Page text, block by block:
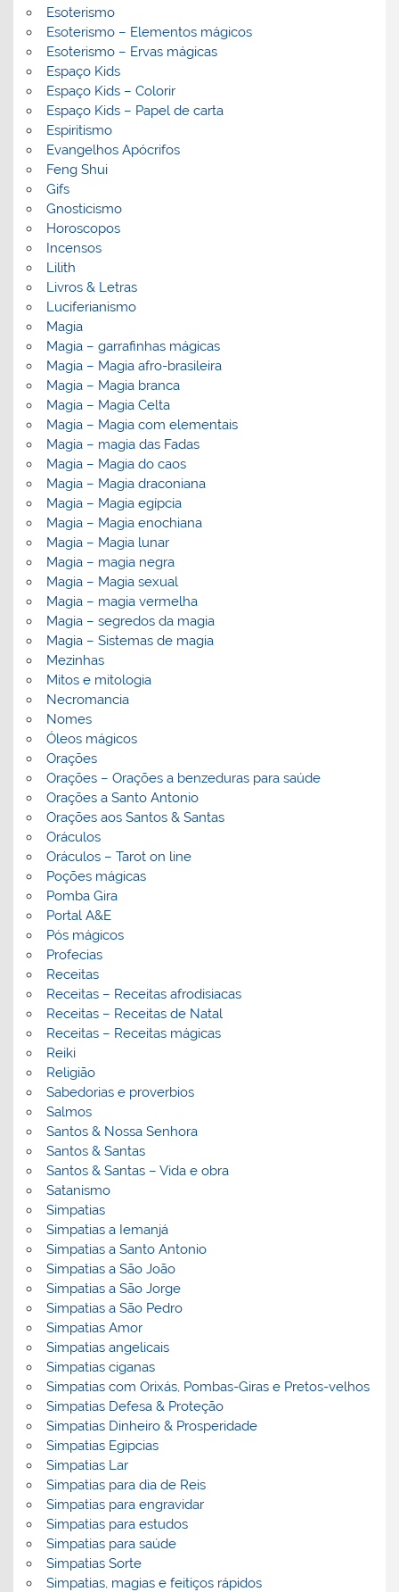
Esoterismo
Esoterismo – Elementos mágicos
Esoterismo – Ervas mágicas
Espaço Kids
Espaço Kids – Colorir
Espaço Kids – Papel de carta
Espiritismo
Evangelhos Apócrifos
Feng Shui
Gifs
Gnosticismo
Horoscopos
Incensos
Lilith
Livros & Letras
Luciferianismo
Magia
Magia – garrafinhas mágicas
Magia – Magia afro-brasileira
Magia – Magia branca
Magia – Magia Celta
Magia – Magia com elementais
Magia – magia das Fadas
Magia – Magia do caos
Magia – Magia draconiana
Magia – Magia egípcia
Magia – Magia enochiana
Magia – Magia lunar
Magia – magia negra
Magia – Magia sexual
Magia – magia vermelha
Magia – segredos da magia
Magia – Sistemas de magia
Mezinhas
Mitos e mitologia
Necromancia
Nomes
Óleos mágicos
Orações
Orações – Orações a benzeduras para saúde
Orações a Santo Antonio
Orações aos Santos & Santas
Oráculos
Oráculos – Tarot on line
Poções mágicas
Pomba Gira
Portal A&E
Pós mágicos
Profecias
Receitas
Receitas – Receitas afrodisiacas
Receitas – Receitas de Natal
Receitas – Receitas mágicas
Reiki
Religião
Sabedorias e proverbios
Salmos
Santos & Nossa Senhora
Santos & Santas
Santos & Santas – Vida e obra
Satanismo
Simpatias
Simpatias a Iemanjá
Simpatias a Santo Antonio
Simpatias a São João
Simpatias a São Jorge
Simpatias a São Pedro
Simpatias Amor
Simpatias angelicais
Simpatias ciganas
Simpatias com Orixás, Pombas-Giras e Pretos-velhos
Simpatias Defesa & Proteção
Simpatias Dinheiro & Prosperidade
Simpatias Egipcias
Simpatias Lar
Simpatias para dia de Reis
Simpatias para engravidar
Simpatias para estudos
Simpatias para saúde
Simpatias Sorte
Simpatias, magias e feitiços rápidos